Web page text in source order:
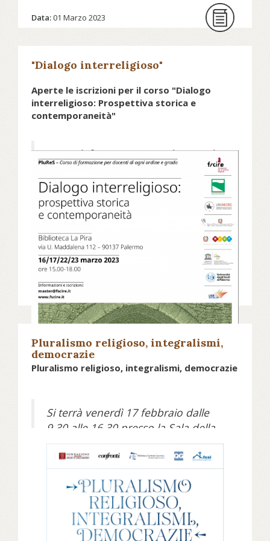
Data:01 Marzo 2023
"Dialogo interreligioso"
Aperte le iscrizioni per il corso "Dialogo
interreligioso: Prospettiva storica e
contemporaneità"
Corso di formazione per docenti di
ogni ordine e grado
I corsi di formazione per docenti di
ogni ordine e grado si inseriscono
all’interno del percorso sul
pluralismo religioso e sapere
storico, promosso dalla Fondazione
per le scienze religiose.
Continua a leggere e scopri come iscriverti
su fscire.it...
Pluralismo religioso, integralismi,
democrazie
Pluralismo religioso, integralismi, democrazie
Si terrà venerdì 17 febbraio dalle
9.30 alle 16.30 presso la Sala della
Chiesa Valdese in via Marianna
Dionigi, 59 a Roma e sabato 18
febbraio dalle 9.30 alle 12.30 presso
la Biblioteca Centrale Giuridica del
Palazzo di Giustizia (entrata da
Piazza Cavour) a Roma il convegno
Pluralismo religioso, integralismi,